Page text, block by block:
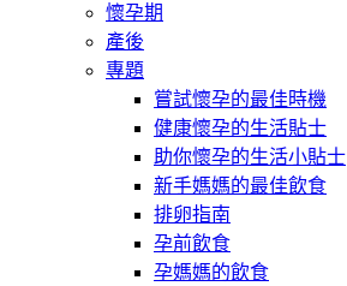
懷孕期
產後
專題
嘗試懷孕的最佳時機
健康懷孕的生活貼士
助你懷孕的生活小貼士
新手媽媽的最佳飲食
排卵指南
孕前飲食
孕媽媽的飲食